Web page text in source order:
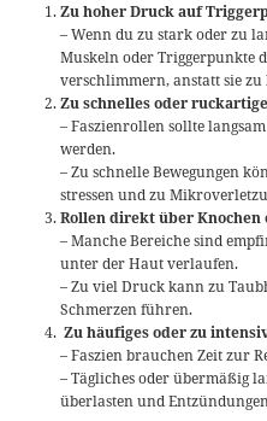
Zu hoher Druck auf
– Wenn du zu stark oder zu
Muskeln oder Triggerpunkte
verschlimmern, anstatt sie zu
Zu schnelles oder
– Faszienrollen sollte
werden.
– Zu schnelle Bewegungen
stressen und zu
Rollen direkt über Knochen
– Manche Bereiche sind
unter der Haut verlaufen.
– Zu viel Druck kann zu
Schmerzen führen.
Zu häufiges oder zu
– Faszien brauchen Zeit zur
– Tägliches oder übermäßig
überlasten und